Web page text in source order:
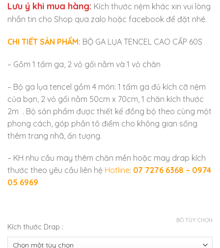
Lưu ý khi mua hàng: Kích thước nệm khác xin vui lòng
nhắn tin cho Shop qua zalo hoặc facebook để đặt nhé.
CHI TIẾT SẢN PHẨM: BỘ GA LỤA TENCEL CAO CẤP 60S
– Gồm 1 tấm ga, 2 vỏ gối nằm và 1 vỏ chăn
– Bộ ga lụa tencel gồm 4 món: 1 tấm ga đủ kích cỡ nệm
của bạn, 2 vỏ gối nằm 50cm x 70cm, 1 chăn kích thước
2m . Bộ sản phẩm được thiết kế đồng bộ theo cùng một
phong cách, góp phần tô điểm cho không gian sống
thêm trang nhã, ấn tượng.
– KH nhu cầu may thêm chăn mền hoặc may drap kích
thước theo yêu cầu liên hệ Hotline: 07 7276 6368 – 0974
05 6969
Kích thước Drap :
BỎ TÙY CHỌN